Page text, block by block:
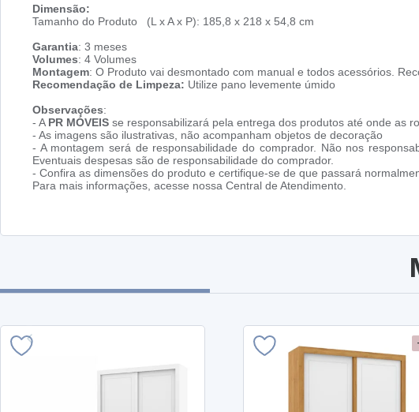
Dimensão:
Tamanho do Produto (L x A x P): 185,8 x 218 x 54,8 cm
Garantia: 3 meses
Volumes: 4 Volumes
Montagem: O Produto vai desmontado com manual e todos acessórios.
Recomendação de Limpeza: Utilize pano levemente úmido
Observações:
- A PR MÓVEIS se responsabilizará pela entrega dos produtos até onde as
- As imagens são ilustrativas, não acompanham objetos de decoração
- A montagem será de responsabilidade do comprador. Não nos
Eventuais despesas são de responsabilidade do comprador.
- Confira as dimensões do produto e certifique-se de que passará
Para mais informações, acesse nossa Central de Atendimento.